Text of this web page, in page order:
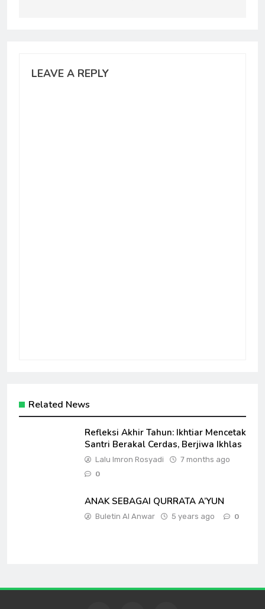
LEAVE A REPLY
Related News
Refleksi Akhir Tahun: Ikhtiar Mencetak
Santri Berakal Cerdas, Berjiwa Ikhlas
Lalu Imron Rosyadi 7 months ago
0
ANAK SEBAGAI QURRATA A’YUN
Buletin Al Anwar 5 years ago 0